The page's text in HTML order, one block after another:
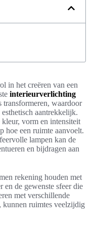
in het creëren van een
interieurverlichting
transformeren, waardoor
aantrekkelijk.
vorm en intensiteit
hoe een ruimte aanvoelt.
lampen kan de
en bijdragen aan
rekening houden met
en de gewenste sfeer die
met verschillende
kunnen ruimtes veelzijdig